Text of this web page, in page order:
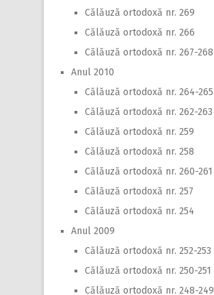
Călăuză ortodoxă nr. 269
Călăuză ortodoxă nr. 266
Călăuză ortodoxă nr. 267-268
Anul 2010
Călăuză ortodoxă nr. 264-265
Călăuză ortodoxă nr. 262-263
Călăuză ortodoxă nr. 259
Călăuză ortodoxă nr. 258
Călăuză ortodoxă nr. 260-261
Călăuză ortodoxă nr. 257
Călăuză ortodoxă nr. 254
Anul 2009
Călăuză ortodoxă nr. 252-253
Călăuză ortodoxă nr. 250-251
Călăuză ortodoxă nr. 248-249